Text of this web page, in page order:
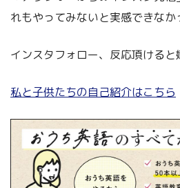
れもやってみないと実感できなか
インスタフォロー、反応頂けると
私と子供たちの自己紹介はこちら